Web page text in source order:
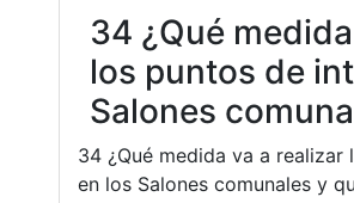
34 ¿Qué
los puntos de
Salones
34 ¿Qué medida va a
en los Salones comunales y